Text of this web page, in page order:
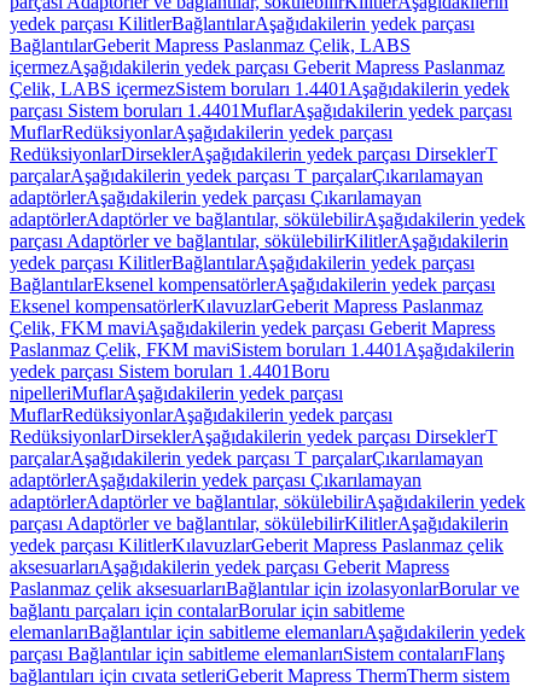
yedek parçası KilitlerBağlantılarAşağıdakilerin yedek parçası
BağlantılarGeberit Mapress Paslanmaz Çelik, LABS
içermezAşağıdakilerin yedek parçası Geberit Mapress Paslanmaz
Çelik, LABS içermezSistem boruları 1.4401 Aşağıdakilerin yedek
parçası Sistem boruları 1.4401MuflarAşağıdakilerin yedek parçası
MuflarRedüksiyonlarAşağıdakilerin yedek parçası
RedüksiyonlarDirseklerAşağıdakilerin yedek parçası DirseklerT
parçalarAşağıdakilerin yedek parçası T parçalarÇıkarılamayan
adaptörlerAşağıdakilerin yedek parçası Çıkarılamayan
adaptörlerAdaptörler ve bağlantılar, sökülebilirAşağıdakilerin yedek
parçası Adaptörler ve bağlantılar, sökülebilirKilitlerAşağıdakilerin
yedek parçası KilitlerBağlantılarAşağıdakilerin yedek parçası
BağlantılarEksenel kompensatörlerAşağıdakilerin yedek parçası
Eksenel kompensatörlerKılavuzlarGeberit Mapress Paslanmaz
Çelik, FKM maviAşağıdakilerin yedek parçası Geberit Mapress
Paslanmaz Çelik, FKM maviSistem boruları 1.4401 Aşağıdakilerin
yedek parçası Sistem boruları 1.4401Boru
nipelleriMuflarAşağıdakilerin yedek parçası
MuflarRedüksiyonlarAşağıdakilerin yedek parçası
RedüksiyonlarDirseklerAşağıdakilerin yedek parçası DirseklerT
parçalarAşağıdakilerin yedek parçası T parçalarÇıkarılamayan
adaptörlerAşağıdakilerin yedek parçası Çıkarılamayan
adaptörlerAdaptörler ve bağlantılar, sökülebilirAşağıdakilerin yedek
parçası Adaptörler ve bağlantılar, sökülebilirKilitlerAşağıdakilerin
yedek parçası KilitlerKılavuzlarGeberit Mapress Paslanmaz çelik
aksesuarlarıAşağıdakilerin yedek parçası Geberit Mapress
Paslanmaz çelik aksesuarlarıBağlantılar için izolasyonlarBorular ve
bağlantı parçaları için contalarBorular için sabitleme
elemanlarıBağlantılar için sabitleme elemanlarıAşağıdakilerin yedek
parçası Bağlantılar için sabitleme elemanlarıSistem contalarıFlanş
bağlantıları için cıvata setleriGeberit Mapress ThermTherm sistem